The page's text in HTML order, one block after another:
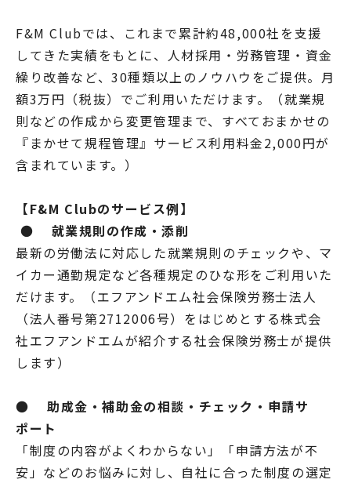
F&M Clubでは、これまで累計約48,000社を支援
してきた実績をもとに、人材採用・労務管理・資金
繰り改善など、30種類以上のノウハウをご提供。月
額3万円（税抜）でご利用いただけます。（就業規
則などの作成から変更管理まで、すべておまかせの
『まかせて規程管理』サービス利用料金2,000円が
含まれています。）
【F&M Clubのサービス例】
● 就業規則の作成・添削
最新の労働法に対応した就業規則のチェックや、マ
イカー通勤規定など各種規定のひな形をご利用いた
だけます。（エフアンドエム社会保険労務士法人
（法人番号第2712006号）をはじめとする株式会
社エフアンドエムが紹介する社会保険労務士が提供
します）
● 助成金・補助金の相談・チェック・申請サ
ポート
「制度の内容がよくわからない」「申請方法が不
安」などのお悩みに対し、自社に合った制度の選定